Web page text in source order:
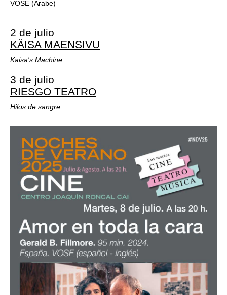
VOSE (Árabe)
2 de julio
KÄISA MAENSIVU
Kaisa's Machine
3 de julio
RIESGO TEATRO
Hilos de sangre